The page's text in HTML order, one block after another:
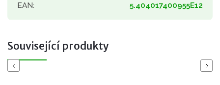
EAN: 5.404017400955E12
Související produkty
Previous Next